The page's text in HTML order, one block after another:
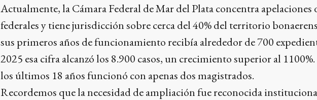
Actualmente, la Cámara Federal de Mar del Plata concentra apelaciones
federales y tiene jurisdicción sobre cerca del 40% del territorio
sus primeros años de funcionamiento recibía alrededor de 700
2025 esa cifra alcanzó los 8.900 casos, un crecimiento superior al
los últimos 18 años funcionó con apenas dos magistrados.
Recordemos que la necesidad de ampliación fue reconocida